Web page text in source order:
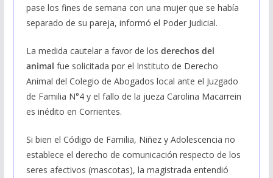
pase los fines de semana con una mujer que se había
separado de su pareja, informó el Poder Judicial.
La medida cautelar a favor de los derechos del
animal fue solicitada por el Instituto de Derecho
Animal del Colegio de Abogados local ante el Juzgado
de Familia N°4 y el fallo de la jueza Carolina Macarrein
es inédito en Corrientes.
Si bien el Código de Familia, Niñez y Adolescencia no
establece el derecho de comunicación respecto de los
seres afectivos (mascotas), la magistrada entendió